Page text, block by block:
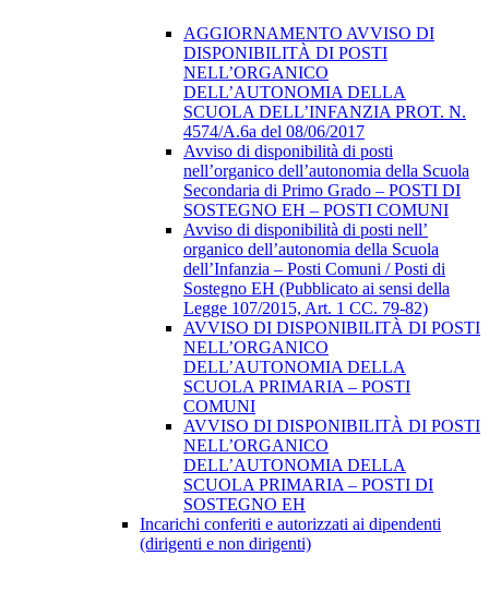
AGGIORNAMENTO AVVISO DI
DISPONIBILITÀ DI POSTI
NELL’ORGANICO
DELL’AUTONOMIA DELLA
SCUOLA DELL’INFANZIA PROT. N.
4574/A.6a del 08/06/2017
Avviso di disponibilità di posti
nell’organico dell’autonomia della Scuola
Secondaria di Primo Grado – POSTI DI
SOSTEGNO EH – POSTI COMUNI
Avviso di disponibilità di posti nell’
organico dell’autonomia della Scuola
dell’Infanzia – Posti Comuni / Posti di
Sostegno EH (Pubblicato ai sensi della
Legge 107/2015, Art. 1 CC. 79-82)
AVVISO DI DISPONIBILITÀ DI POSTI
NELL’ORGANICO
DELL’AUTONOMIA DELLA
SCUOLA PRIMARIA – POSTI
COMUNI
AVVISO DI DISPONIBILITÀ DI POSTI
NELL’ORGANICO
DELL’AUTONOMIA DELLA
SCUOLA PRIMARIA – POSTI DI
SOSTEGNO EH
Incarichi conferiti e autorizzati ai dipendenti
(dirigenti e non dirigenti)